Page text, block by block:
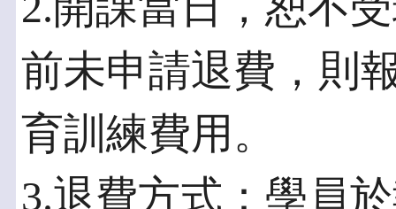
前未申請退費，則
育訓練費用。
3.退費方式：學員